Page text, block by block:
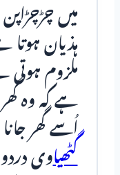
میں چڑچڑاپن
ہذیان
ملزوم
ہے کہ وہ
اُسے گھر
گٹھیاوی